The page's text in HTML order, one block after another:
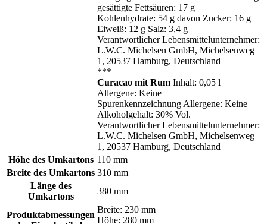
gesättigte Fettsäuren: 17 g
Kohlenhydrate: 54 g davon Zucker: 16 g
Eiweiß: 12 g Salz: 3,4 g
Verantwortlicher Lebensmittelunternehmer:
L.W.C. Michelsen GmbH, Michelsenweg
1, 20537 Hamburg, Deutschland
***
Curacao mit Rum Inhalt: 0,05 l
Allergene: Keine
Spurenkennzeichnung Allergene: Keine
Alkoholgehalt: 30% Vol.
Verantwortlicher Lebensmittelunternehmer:
L.W.C. Michelsen GmbH, Michelsenweg
1, 20537 Hamburg, Deutschland
Höhe des Umkartons 110 mm
Breite des Umkartons 310 mm
Länge des
Umkartons
380 mm
Produktabmessungen
Breite: 230 mm
Höhe: 280 mm